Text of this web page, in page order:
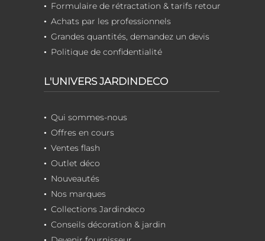
Formulaire de rétractation & tarifs retour
Achats par les professionnels
Grandes quantités, demandez un devis
Politique de confidentialité
L'UNIVERS JARDINDECO
Qui sommes-nous
Offres en cours
Ventes flash
Outlet déco
Nouveautés
Nos marques
Collections Jardindeco
Conseils décoration & jardin